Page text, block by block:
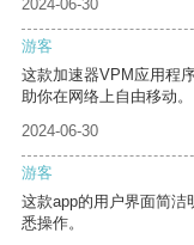
2024-06-30
游客
这款加速器VPM应用程
助你在网络上自由移动。
2024-06-30
游客
这款app的用户界面简洁
悉操作。